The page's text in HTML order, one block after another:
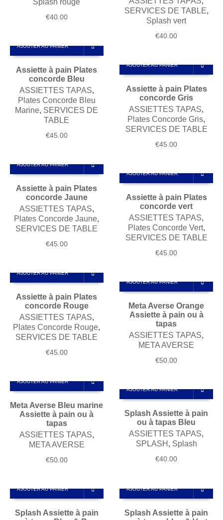
Splash rouge
€40.00
SERVICES DE TABLE,
Splash vert
€40.00
AJOUTER AU PANIER
Assiette à pain Plates
concorde Bleu
ASSIETTES TAPAS,
Plates Concorde Bleu
Marine, SERVICES DE
TABLE
€45.00
AJOUTER AU PANIER
Assiette à pain Plates
concorde Gris
ASSIETTES TAPAS,
Plates Concorde Gris,
SERVICES DE TABLE
€45.00
AJOUTER AU PANIER
Assiette à pain Plates
concorde Jaune
ASSIETTES TAPAS,
Plates Concorde Jaune,
SERVICES DE TABLE
€45.00
AJOUTER AU PANIER
Assiette à pain Plates
concorde vert
ASSIETTES TAPAS,
Plates Concorde Vert,
SERVICES DE TABLE
€45.00
AJOUTER AU PANIER
Assiette à pain Plates
concorde Rouge
ASSIETTES TAPAS,
Plates Concorde Rouge,
SERVICES DE TABLE
€45.00
AJOUTER AU PANIER
Meta Averse Orange
Assiette à pain ou à
tapas
ASSIETTES TAPAS,
META AVERSE
€50.00
AJOUTER AU PANIER
Meta Averse Bleu marine
Assiette à pain ou à
tapas
ASSIETTES TAPAS,
META AVERSE
€50.00
AJOUTER AU PANIER
Splash Assiette à pain
ou à tapas Bleu
ASSIETTES TAPAS,
SPLASH , Splash
€40.00
AJOUTER AU PANIER
Splash Assiette à pain
AJOUTER AU PANIER
Splash Assiette à pain